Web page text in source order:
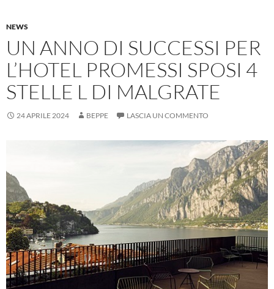
NEWS
UN ANNO DI SUCCESSI PER
L’HOTEL PROMESSI SPOSI 4
STELLE L DI MALGRATE
24 APRILE 2024 BEPPE LASCIA UN COMMENTO